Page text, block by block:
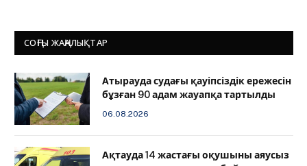
СОҢҒЫ ЖАҢАЛЫҚТАР
Атырауда судағы қауіпсіздік ережесін
бұзған 90 адам жауапқа тартылды
06.08.2026
Ақтауда 14 жастағы оқушыны аяусыз